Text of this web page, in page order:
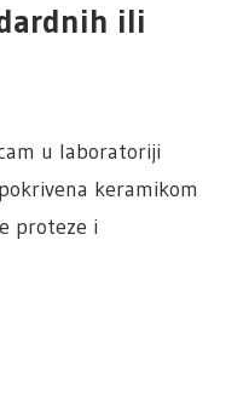
ili
u laboratoriji
keramikom
proteze i